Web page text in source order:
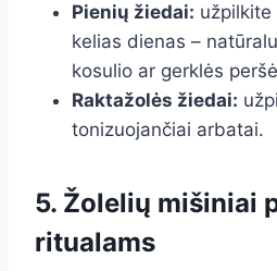
Pienių žiedai: užpilkite
kelias dienas –
kosulio ar gerklės
Raktažolės žiedai:
tonizuojančiai arbatai.
5. Žolelių mišiniai
ritualams